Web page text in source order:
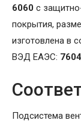
6060 с
покрытия,
изготовлена в
ВЭД ЕАЭС:
Подсистема